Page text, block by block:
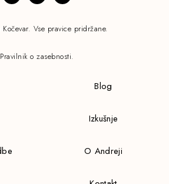
Vse pravice pridržane.
Pravilnik o zasebnosti.
Blog
Izkušnje
O Andreji